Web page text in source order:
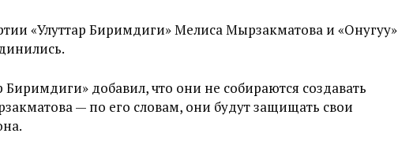
«Улуттар Биримдиги» Мелиса Мырзакматова и «Онугуу»
Биримдиги» добавил, что они не собираются создавать
— по его словам, они будут защищать свои